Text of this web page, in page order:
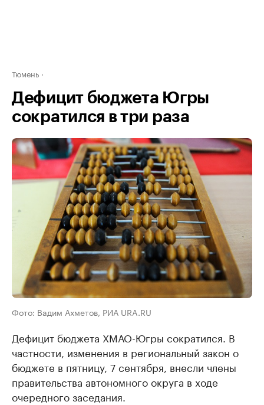
Тюмень
Дефицит бюджета Югры
сократился в три раза
Фото: Вадим Ахметов, РИА URA.RU
Дефицит бюджета ХМАО-Югры сократился. В
частности, изменения в региональный закон о
бюджете в пятницу, 7 сентября, внесли члены
правительства автономного округа в ходе
очередного заседания.